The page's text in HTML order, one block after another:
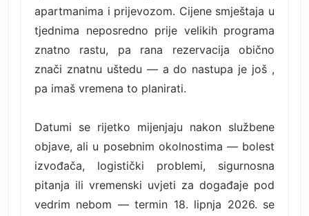
apartmanima i prijevozom. Cijene smještaja u
tjednima neposredno prije velikih programa
znatno rastu, pa rana rezervacija obično
znači znatnu uštedu — a do nastupa je još ,
pa imaš vremena to planirati.
Datumi se rijetko mijenjaju nakon službene
objave, ali u posebnim okolnostima — bolest
izvođača, logistički problemi, sigurnosna
pitanja ili vremenski uvjeti za događaje pod
vedrim nebom — termin 18. lipnja 2026. se